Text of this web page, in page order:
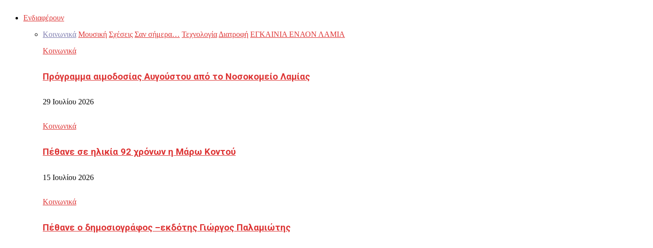
Ενδιαφέρουν
Κοινωνικά Μουσική Σχέσεις Σαν σήμερα… Τεχνολογία Διατροφή ΕΓΚΑΙΝΙΑ ΕΝΑΟΝ ΛΑΜΙΑ
Κοινωνικά
Πρόγραμμα αιμοδοσίας Αυγούστου από το Νοσοκομείο Λαμίας
29 Ιουλίου 2026
Κοινωνικά
Πέθανε σε ηλικία 92 χρόνων η Μάρω Κοντού
15 Ιουλίου 2026
Κοινωνικά
Πέθανε ο δημοσιογράφος –εκδότης Γιώργος Παλαμιώτης